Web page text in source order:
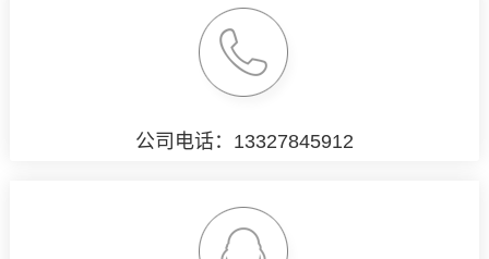
公司电话：13327845912